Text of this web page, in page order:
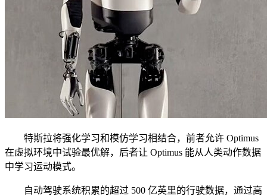
特斯拉将强化学习和模仿学习相结合，前者允许 Optimus
在虚拟环境中试验最优解，后者让 Optimus 能从人类动作数据
中学习运动模式。
自动驾驶系统积累的超过 500 亿英里的行驶数据，通过高